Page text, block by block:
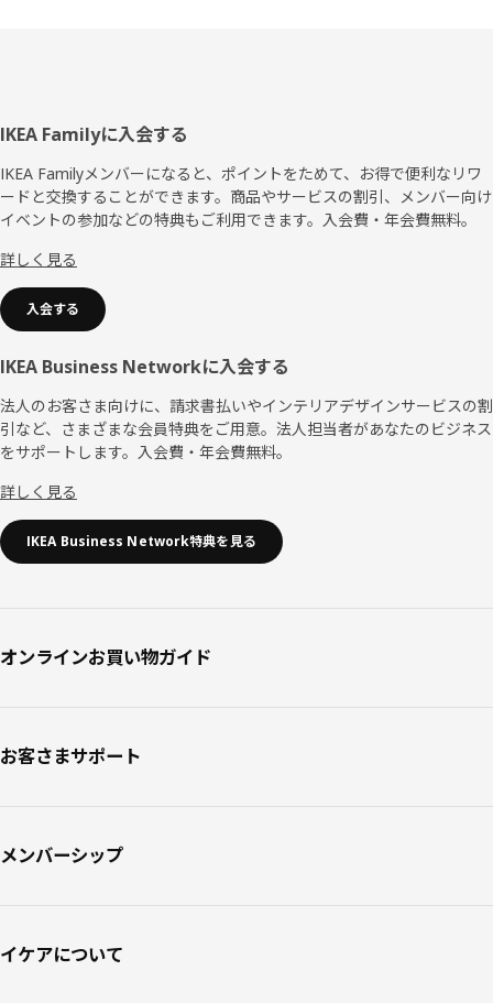
フ
ッ
タ
IKEA Familyに入会する
IKEA Familyメンバーになると、ポイントをためて、お得で便利なリワ
ードと交換することができます。商品やサービスの割引、メンバー向け
イベントの参加などの特典もご利用できます。入会費・年会費無料。
詳しく見る
入会する
IKEA Business Networkに入会する
法人のお客さま向けに、請求書払いやインテリアデザインサービスの割
引など、さまざまな会員特典をご用意。法人担当者があなたのビジネス
をサポートします。入会費・年会費無料。
詳しく見る
IKEA Business Network特典を見る
オンラインお買い物ガイド
お客さまサポート
メンバーシップ
イケアについて